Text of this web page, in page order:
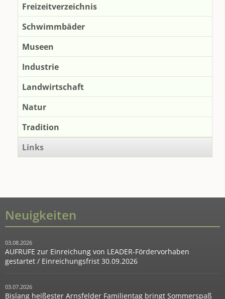
Freizeitverzeichnis
Schwimmbäder
Museen
Industrie
Landwirtschaft
Natur
Tradition
Links
Neuigkeiten
03.08.2026
AUFRUFE zur Einreichung von LEADER-Fördervorhaben
gestartet / Einreichungsfrist 30.09.2026
03.07.2026
Bislang heißester Arnsfelder Familientag bringt Sommerspaß